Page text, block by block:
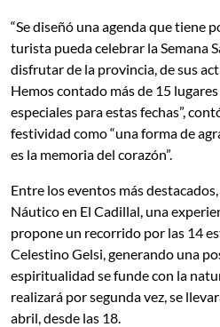
“Se diseñó una agenda que tiene
turista pueda celebrar la Semana
disfrutar de la provincia, de sus
Hemos contado más de 15
especiales para estas fechas”,
festividad como “una forma de
es la memoria del corazón”.
Entre los eventos más
Náutico en El Cadillal, una
propone un recorrido por las 14
Celestino Gelsi, generando una
espiritualidad se funde con la
realizará por segunda vez, se
abril, desde las 18.